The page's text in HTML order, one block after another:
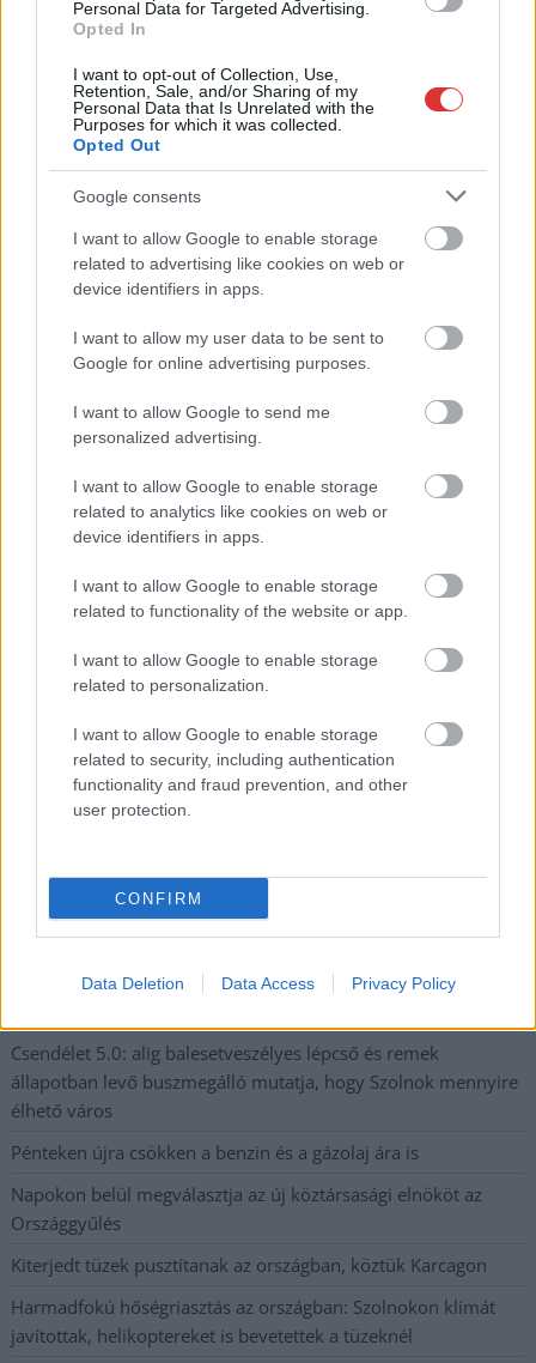
Personal Data for Targeted Advertising.
Opted In
I want to opt-out of Collection, Use,
Retention, Sale, and/or Sharing of my
Personal Data that Is Unrelated with the
Purposes for which it was collected.
Opted Out
Google consents
I want to allow Google to enable storage
related to advertising like cookies on web or
device identifiers in apps.
I want to allow my user data to be sent to
Google for online advertising purposes.
I want to allow Google to send me
personalized advertising.
I want to allow Google to enable storage
related to analytics like cookies on web or
device identifiers in apps.
I want to allow Google to enable storage
related to functionality of the website or app.
I want to allow Google to enable storage
related to personalization.
I want to allow Google to enable storage
related to security, including authentication
functionality and fraud prevention, and other
user protection.
CONFIRM
Data Deletion Data Access Privacy Policy
független helyi sajtóból
büntetőügyében, vesztegetés miatt 3 év letöltendőt kaphat és
ez csak az egyik botrány
Problémák egész Jász-Nagykun-Szolnok megyében: egyre
több otthoni kútból fogy ki a víz
lezárnak a napokban, a közlekedés az átlagost is meghaladó
mértékben lebénul
alapos késések alakultak ki a menetrendhez képest,
kimaradás is előfordult
Ön szerint hogy készül a hamisítatlan szolnoki habos isler?
üzemekben
Az idei év leglassabb növekedését hozta a június a
Györfi Mihály több tucat vállalkozással egyeztetett a
kerékpárgyár dolgozóinak megsegítéséről
41 fok fölé forrósodott az ország, Szolnokon pedig egy másik
rekord is megdőlt
Egy telefonhívást akart, végül rendőrök vitték el a mezőtúri
A Tisza kormány minisztere újabb nagy változásokról döntött
Sok volt az igazolatlan hiányzás, Pócs János fizetéslevonást
kapott, más fideszesek még kevesebbet vittek haza
A Szolnok megyei gazdák nagyon nem akarták a JÉGER
Csendélet 5.0: alig balesetveszélyes lépcső és remek
állapotban levő buszmegálló mutatja, hogy Szolnok mennyire
élhető város
Pénteken újra csökken a benzin és a gázolaj ára is
Napokon belül megválasztja az új köztársasági elnököt az
Országgyűlés
Kiterjedt tüzek pusztítanak az országban, köztük Karcagon
Harmadfokú hőségriasztás az országban: Szolnokon klímát
javítottak, helikoptereket is bevetettek a tüzeknél